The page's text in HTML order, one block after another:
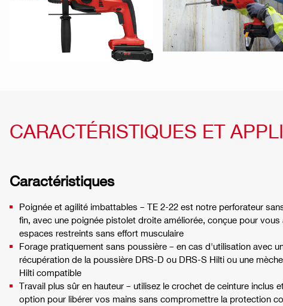
CARACTÉRISTIQUES ET
Caractéristiques
Poignée et agilité imbattables – TE 2-22 est notre perforateur
fin, avec une poignée pistolet droite améliorée, conçue pour vous
espaces restreints sans effort musculaire
Forage pratiquement sans poussière – en cas d'utilisation avec
récupération de la poussière DRS-D ou DRS-S Hilti ou une
Hilti compatible
Travail plus sûr en hauteur – utilisez le crochet de ceinture inclus
option pour libérer vos mains sans compromettre la protection